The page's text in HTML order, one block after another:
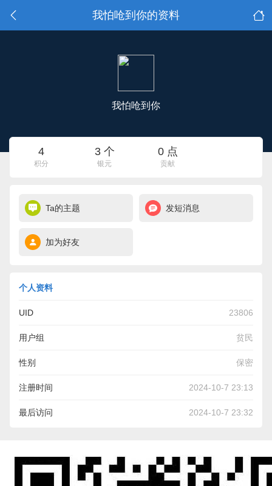
我怕呛到你的资料
我怕呛到你
4
积分
3 个
银元
0 点
贡献
Ta的主题 发短消息
加为好友
个人资料
UID 23806
用户组 贫民
性别 保密
注册时间 2024-10-7 23:13
最后访问 2024-10-7 23:32